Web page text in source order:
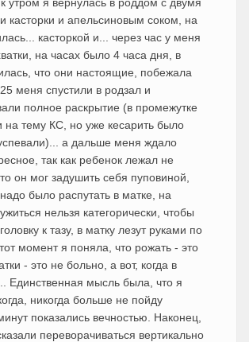
касторки и апельсиновым соком, на
касторкой и... через час у меня
на часах было 4 часа дня, в
что они настоящие, побежала
меня спустили в родзал и
полное раскрытие (в промежутке
тему КС, но уже кесарить было
а дальше меня ждало
так как ребенок лежал не
он мог задушить себя пуповиной,
было распутать в матке, на
нельзя категорически, чтобы
к тазу, в матку лезут руками по
момент я поняла, что рожать - это
- это не больно, а вот, когда в
Единственная мысль была, что я
никогда больше не пойду
показались вечностью. Наконец,
переворачиваться вертикально